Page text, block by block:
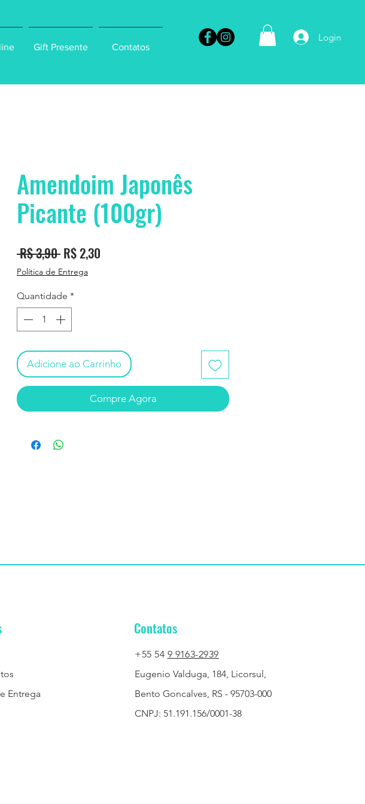
Gift Presente Contatos
Login
Amendoim Japonês
Picante (100gr)
R$ 3,90 Preço
normal
R$ 2,30
Política de Entrega
Quantidade *
Adicione ao Carrinho
Compre Agora
Entrega
Contatos
+55 54 9 9163-2939
Eugenio Valduga, 184, Licorsul,
Bento Goncalves, RS - 95703-000
CNPJ: 51.191.156/0001-38